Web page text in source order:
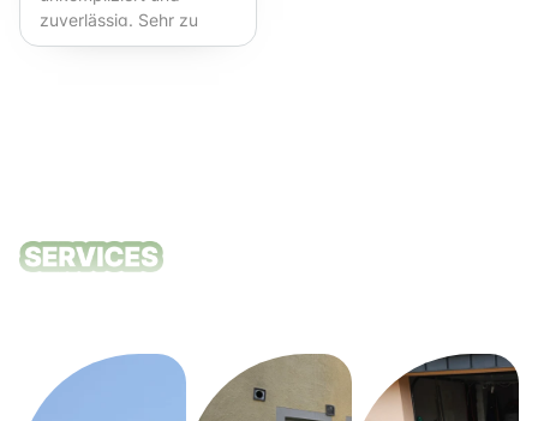
zuverlässig. Sehr zu
empfehlen!